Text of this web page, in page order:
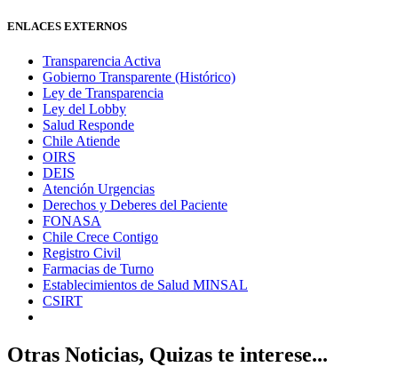
ENLACES EXTERNOS
Transparencia Activa
Gobierno Transparente (Histórico)
Ley de Transparencia
Ley del Lobby
Salud Responde
Chile Atiende
OIRS
DEIS
Atención Urgencias
Derechos y Deberes del Paciente
FONASA
Chile Crece Contigo
Registro Civil
Farmacias de Turno
Establecimientos de Salud MINSAL
CSIRT
Otras Noticias, Quizas te interese...